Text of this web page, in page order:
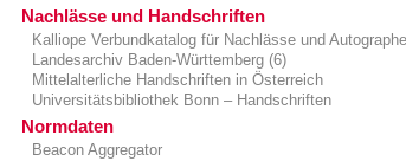
Nachlässe und Handschriften
Kalliope Verbundkatalog für Nachlässe und
Landesarchiv Baden-Württemberg (6)
Mittelalterliche Handschriften in Österreich
Universitätsbibliothek Bonn – Handschriften
Normdaten
Beacon Aggregator